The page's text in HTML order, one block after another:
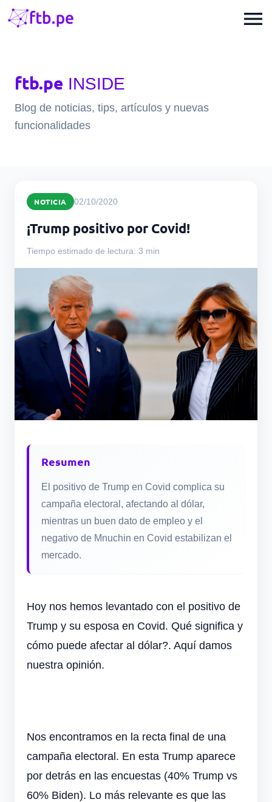
menu
ftb.pe INSIDE
Blog de noticias, tips, artículos y nuevas
funcionalidades
NOTICIA 02/10/2020
¡Trump positivo por Covid!
Tiempo estimado de lectura: 3 min
Resumen
El positivo de Trump en Covid complica su
campaña electoral, afectando al dólar,
mientras un buen dato de empleo y el
negativo de Mnuchin en Covid estabilizan el
mercado.
Hoy nos hemos levantado con el positivo de
Trump y su esposa en Covid. Qué significa y
cómo puede afectar al dólar?. Aquí damos
nuestra opinión.
Nos encontramos en la recta final de una
campaña electoral. En esta Trump aparece
por detrás en las encuestas (40% Trump vs
60% Biden). Lo más relevante es que las